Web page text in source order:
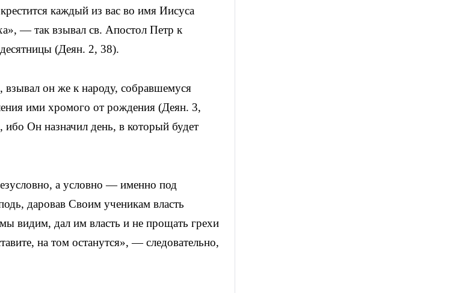
каждый из вас во имя Иисуса
— так взывал св. Апостол Петр к
(Деян. 2, 38).
взывал он же к народу, собравшемуся
ими хромого от рождения (Деян. 3,
Он назначил день, в который будет
а условно — именно под
даровав Своим ученикам власть
видим, дал им власть и не прощать грехи
на том останутся», — следовательно,